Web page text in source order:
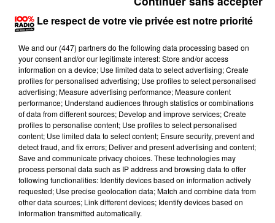
source proche de l'enquête évoque "une scène
impressionnante
blessées.
L'enquête devra déterminer les circonstances exactes
des faits, même si à cette heurela piste du drame
conjugal est envisagée."Une enquête est ouverte au
minimum pour violences volontaires par conjoint, qui
peuvent d'ailleurs être réciproques, explique la
procureur de Castres, Céline Raignault.Voir pour une
tentative d'homicide par conjoint" Dans cette maison, au
lieu-dit La Planche, un homme et une femme, âgés
d’une trentaine d’années, ont été découverts
gravement blessés, vraisemblablement à coups de
Le respect de votre vie privée est notre priorité
We and our (447) partnersdo the following data processing based on
your consent and/or our legitimate interest: Store and/or access
information on a device; Use limited data to select advertising; Create
profiles for personalised advertising; Use profiles to select personalised
advertising; Measure advertising performance; Measure content
performance; Understand audiences through statistics or combinations
of data from different sources; Develop and improve services; Create
profiles to personalise content; Use profiles to select personalised
content; Use limited data to select content; Ensure security, prevent and
detect fraud, and fix errors; Deliver and present advertising and content;
Save and communicate privacy choices. These technologies may
process personal data such as IP address and browsing data to offer
following functionalities: Identify devices based on information actively
requested; Use precise geolocation data; Match and combine data from
other data sources; Link different devices; Identify devices based on
information transmitted automatically.